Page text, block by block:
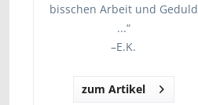
bisschen Arbeit und Geduld
...“
–E.K.
zum Artikel